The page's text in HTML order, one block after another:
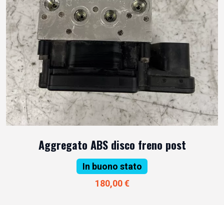
Aggregato ABS disco freno post
In buono stato
180,00 €